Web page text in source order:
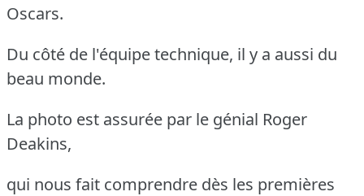
Oscars.
Du côté de l'équipe technique, il y a aussi du
beau monde.
La photo est assurée par le génial Roger
Deakins,
qui nous fait comprendre dès les premières